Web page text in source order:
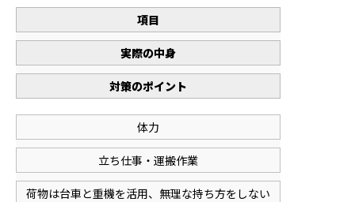
項目
実際の中身
対策のポイント
体力
立ち仕事・運搬作業
荷物は台車と重機を活用、無理な持ち方をしない